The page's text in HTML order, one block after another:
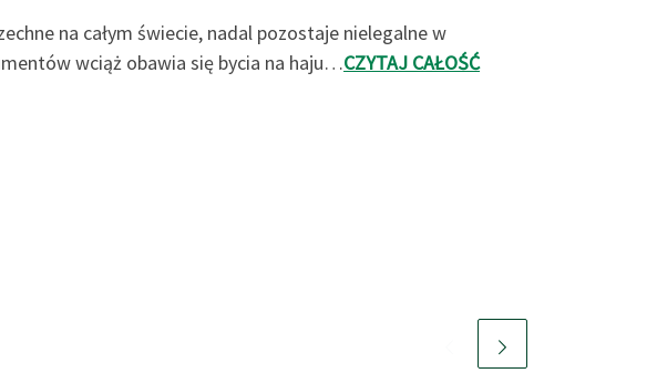
na całym świecie, nadal pozostaje nielegalne w
wciąż obawia się bycia na haju…CZYTAJ CAŁOŚĆ